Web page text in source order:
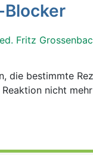
Fritz
die bestimmte
nicht